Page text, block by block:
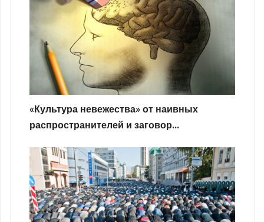
«Культура невежества» от наивных
распространителей и заговор...